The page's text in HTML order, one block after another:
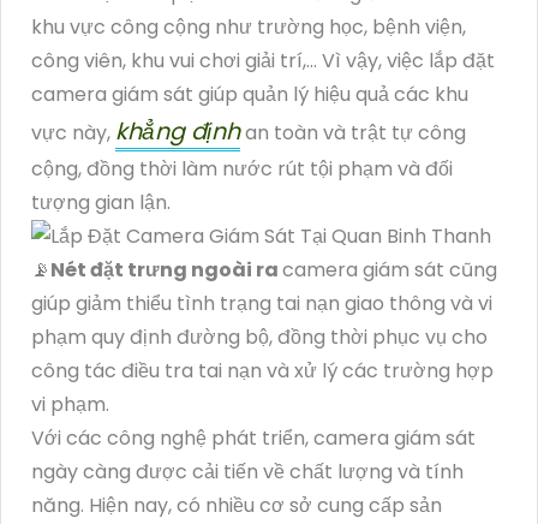
khu vực công cộng như trường học, bệnh viện,
công viên, khu vui chơi giải trí,... Vì vậy, việc lắp đặt
camera giám sát giúp quản lý hiệu quả các khu
vực này, khẳng địnhan toàn và trật tự công
cộng, đồng thời làm nước rút tội phạm và đối
tượng gian lận.
📡Nét đặt trưng ngoài racamera giám sát cũng
giúp giảm thiểu tình trạng tai nạn giao thông và vi
phạm quy định đường bộ, đồng thời phục vụ cho
công tác điều tra tai nạn và xử lý các trường hợp
vi phạm.
Với các công nghệ phát triển, camera giám sát
ngày càng được cải tiến về chất lượng và tính
năng. Hiện nay, có nhiều cơ sở cung cấp sản